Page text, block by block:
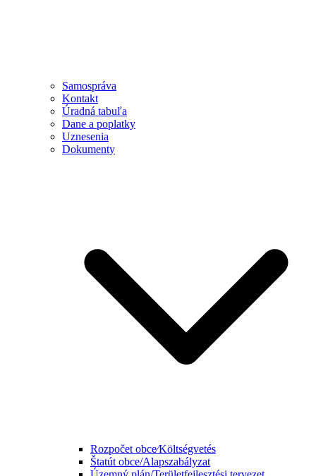
Samospráva
Kontakt
Úradná tabuľa
Dane a poplatky
Uznesenia
Dokumenty
Rozpočet obce⁄Költségvetés
Štatút obce/Alapszabályzat